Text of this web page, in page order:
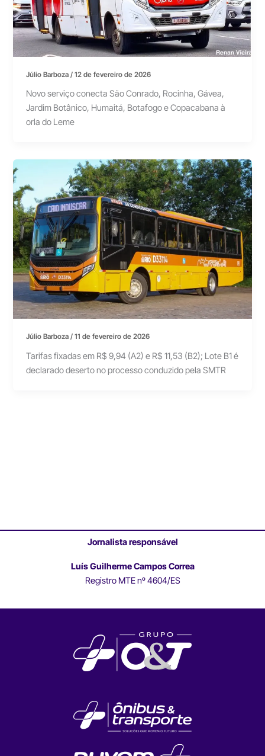
Júlio Barboza/12 de fevereiro de 2026
Novo serviço conecta São Conrado, Rocinha, Gávea,
Jardim Botânico, Humaitá, Botafogo e Copacabana à
orla do Leme
Júlio Barboza/11 de fevereiro de 2026
Tarifas fixadas em R$ 9,94 (A2) e R$ 11,53 (B2); Lote B1 é
declarado deserto no processo conduzido pela SMTR
Jornalista responsável
Luís Guilherme Campos Correa
Registro MTE nº 4604/ES